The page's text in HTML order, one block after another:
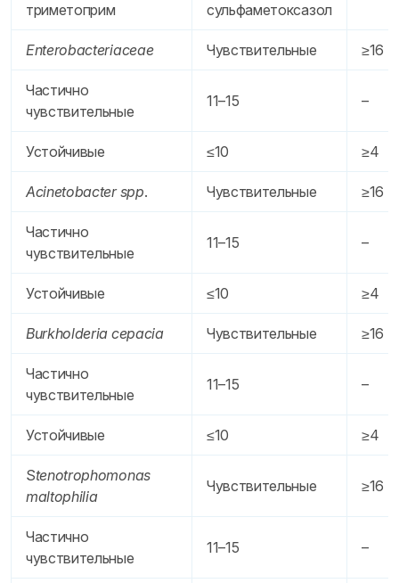
триметоприм сульфаметоксазол
Enterobacteriaceae Чувствительные ≥16
Частично
чувствительные
11–15 –
Устойчивые ≤10 ≥4
Acinetobacter spp. Чувствительные ≥16
Частично
чувствительные
11–15 –
Устойчивые ≤10 ≥4
Burkholderia cepacia Чувствительные ≥16
Частично
чувствительные
11–15 –
Устойчивые ≤10 ≥4
Stenotrophomonas
maltophilia
Чувствительные ≥16
Частично
чувствительные
11–15 –